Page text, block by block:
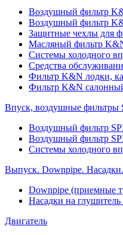
Воздушный фильтр
Воздушный фильтр
Защитные чехлы для
Масляный фильтр
Системы холодного
Средства
Фильтр K&N лодки,
Фильтр K&N
Впуск, воздушные фильтры
Воздушный фильтр
Воздушный фильтр
Системы холодного
Выпуск. Downpipe. Насадки.
Downpipe (приемные
Насадки на глушитель
Двигатель